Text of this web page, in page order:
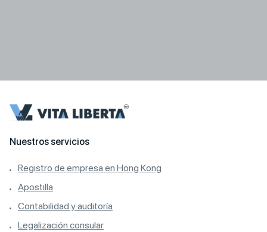
Nuestros servicios
Registro de empresa en Hong Kong
Apostilla
Contabilidad y auditoría
Legalización consular